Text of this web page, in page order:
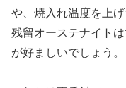
や、焼入れ温度を上
残留オーステナイト
が好ましいでしょう。